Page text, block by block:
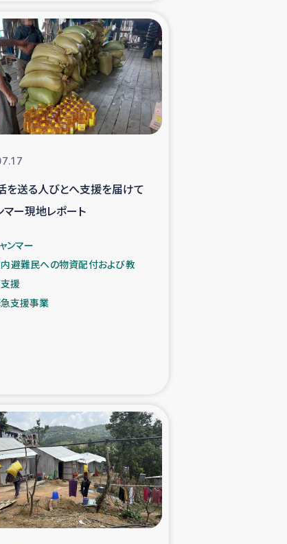
活動
援
事業
と農家生産支援
通じた支援事業
事業
ーヒー畑改善事業
支援
を送る人びとへ支援を届けて
ー現地レポート
ンマー
避難民への物資配付および教
援
支援事業